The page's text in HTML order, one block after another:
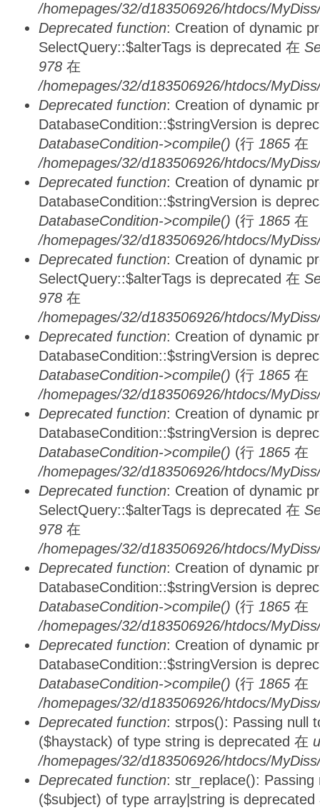
/homepages/32/d183506926/htdocs/
Deprecated function: Creation of dynamic
SelectQuery::$alterTags is deprecated 在
978 在
/homepages/32/d183506926/htdocs/
Deprecated function: Creation of dynamic
DatabaseCondition::$stringVersion is
DatabaseCondition->compile() (行 1865 在
/homepages/32/d183506926/htdocs/
Deprecated function: Creation of dynamic
DatabaseCondition::$stringVersion is
DatabaseCondition->compile() (行 1865 在
/homepages/32/d183506926/htdocs/
Deprecated function: Creation of dynamic
SelectQuery::$alterTags is deprecated 在
978 在
/homepages/32/d183506926/htdocs/
Deprecated function: Creation of dynamic
DatabaseCondition::$stringVersion is
DatabaseCondition->compile() (行 1865 在
/homepages/32/d183506926/htdocs/
Deprecated function: Creation of dynamic
DatabaseCondition::$stringVersion is
DatabaseCondition->compile() (行 1865 在
/homepages/32/d183506926/htdocs/
Deprecated function: Creation of dynamic
SelectQuery::$alterTags is deprecated 在
978 在
/homepages/32/d183506926/htdocs/
Deprecated function: Creation of dynamic
DatabaseCondition::$stringVersion is
DatabaseCondition->compile() (行 1865 在
/homepages/32/d183506926/htdocs/
Deprecated function: Creation of dynamic
DatabaseCondition::$stringVersion is
DatabaseCondition->compile() (行 1865 在
/homepages/32/d183506926/htdocs/
Deprecated function: strpos(): Passing null
($haystack) of type string is deprecated 在
/homepages/32/d183506926/htdocs/
Deprecated function: str_replace():
($subject) of type array|string is